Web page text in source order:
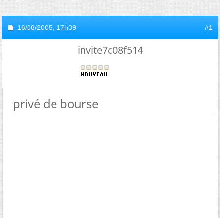
16/08/2005, 17h39 #1
invite7c08f514
privé de bourse